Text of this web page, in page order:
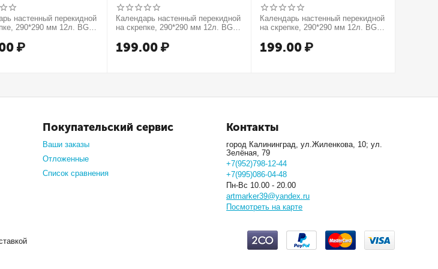
настенный перекидной
290*290 мм 12л. BG
₽
Календарь настенный перекидной
на скрепке, 290*290 мм 12л. BG
199.00 ₽
Календарь настенный перекидной
на скрепке, 290*290 мм 12л. BG
199.00 ₽
Покупательский сервис
Ваши заказы
Отложенные
Список сравнения
Контакты
город Калининград, ул.Жиленкова, 10; ул.
Зелёная, 79
+7(952)798-12-44
+7(995)086-04-48
Пн-Вс 10.00 - 20.00
artmarker39@yandex.ru
Посмотреть на карте